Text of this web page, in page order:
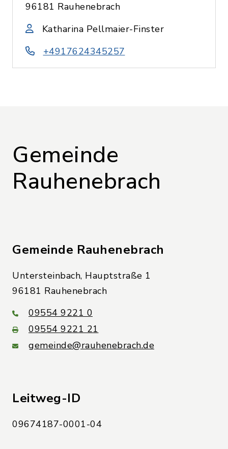
96181 Rauhenebrach
Katharina Pellmaier-Finster
+4917624345257
Gemeinde
Rauhenebrach
Gemeinde Rauhenebrach
Untersteinbach, Hauptstraße 1
96181 Rauhenebrach
09554 9221 0
09554 9221 21
gemeinde@rauhenebrach.de
Leitweg-ID
09674187-0001-04